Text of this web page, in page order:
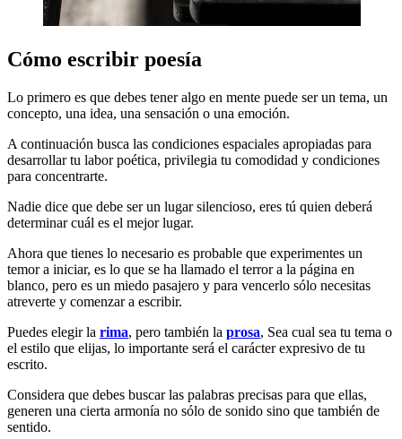
Cómo escribir poesía
Lo primero es que debes tener algo en mente puede ser un tema, un
concepto, una idea, una sensación o una emoción.
A continuación busca las condiciones espaciales apropiadas para
desarrollar tu labor poética, privilegia tu comodidad y condiciones
para concentrarte.
Nadie dice que debe ser un lugar silencioso, eres tú quien deberá
determinar cuál es el mejor lugar.
Ahora que tienes lo necesario es probable que experimentes un
temor a iniciar, es lo que se ha llamado el terror a la página en
blanco, pero es un miedo pasajero y para vencerlo sólo necesitas
atreverte y comenzar a escribir.
Puedes elegir la rima, pero también la prosa, Sea cual sea tu tema o
el estilo que elijas, lo importante será el carácter expresivo de tu
escrito.
Considera que debes buscar las palabras precisas para que ellas,
generen una cierta armonía no sólo de sonido sino que también de
sentido.